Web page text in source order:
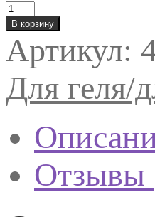
Количество
товара
Кисть
д/
геля
"Омбре"
квадратная
№6
голубая)
В корзину
Артикул:
Для геля/
Отзывы